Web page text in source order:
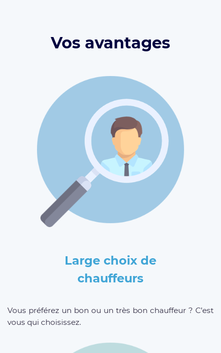
Vos avantages
Large choix de
chauffeurs
Vous préférez un bon ou un très bon chauffeur ? C’est
vous qui choisissez.